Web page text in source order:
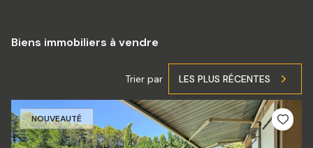
Biens immobiliers à vendre
Trier par LES PLUS RÉCENTES
NOUVEAUTÉ